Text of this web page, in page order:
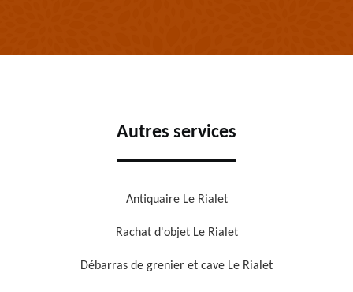
Autres services
Antiquaire Le Rialet
Rachat d'objet Le Rialet
Débarras de grenier et cave Le Rialet